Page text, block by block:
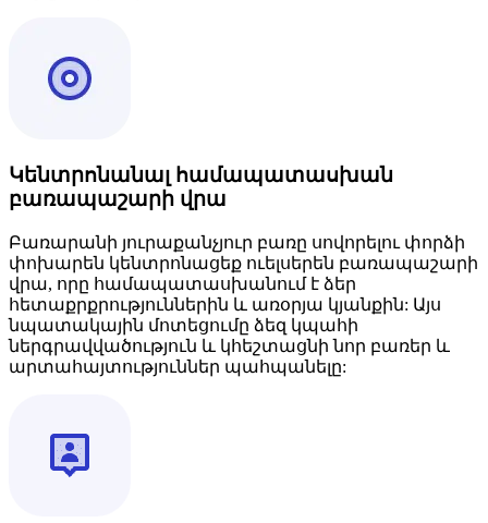
Կենտրոնանալ համապատասխան
բառապաշարի վրա
Բառարանի յուրաքանչյուր բառը սովորելու փորձի
փոխարեն կենտրոնացեք ուելսերեն բառապաշարի
վրա, որը համապատասխանում է ձեր
հետաքրքրություններին և առօրյա կյանքին: Այս
նպատակային մոտեցումը ձեզ կպահի
ներգրավվածություն և կհեշտացնի նոր բառեր և
արտահայտություններ պահպանելը: